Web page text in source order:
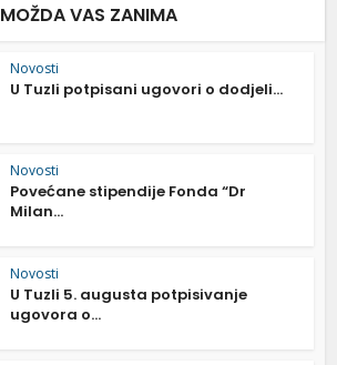
MOŽDA VAS ZANIMA
Novosti
U Tuzli potpisani ugovori o dodjeli...
Novosti
Povećane stipendije Fonda “Dr
Milan...
Novosti
U Tuzli 5. augusta potpisivanje
ugovora o...